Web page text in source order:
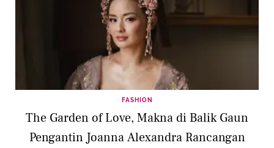
FASHION
The Garden of Love, Makna di Balik Gaun
Pengantin Joanna Alexandra Rancangan